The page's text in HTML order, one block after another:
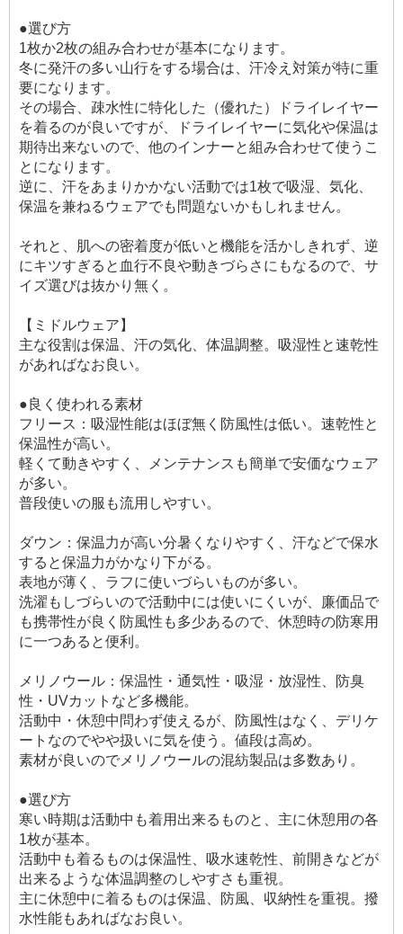
●選び方
1枚か2枚の組み合わせが基本になります。
冬に発汗の多い山行をする場合は、汗冷え対策が特に重
要になります。
その場合、疎水性に特化した（優れた）ドライレイヤー
を着るのが良いですが、ドライレイヤーに気化や保温は
期待出来ないので、他のインナーと組み合わせて使うこ
とになります。
逆に、汗をあまりかかない活動では1枚で吸湿、気化、
保温を兼ねるウェアでも問題ないかもしれません。
それと、肌への密着度が低いと機能を活かしきれず、逆
にキツすぎると血行不良や動きづらさにもなるので、サ
イズ選びは抜かり無く。
【ミドルウェア】
主な役割は保温、汗の気化、体温調整。吸湿性と速乾性
があればなお良い。
●良く使われる素材
フリース：吸湿性能はほぼ無く防風性は低い。速乾性と
保温性が高い。
軽くて動きやすく、メンテナンスも簡単で安価なウェア
が多い。
普段使いの服も流用しやすい。
ダウン：保温力が高い分暑くなりやすく、汗などで保水
すると保温力がかなり下がる。
表地が薄く、ラフに使いづらいものが多い。
洗濯もしづらいので活動中には使いにくいが、廉価品で
も携帯性が良く防風性も多少あるので、休憩時の防寒用
に一つあると便利。
メリノウール：保温性・通気性・吸湿・放湿性、防臭
性・UVカットなど多機能。
活動中・休憩中問わず使えるが、防風性はなく、デリケ
ートなのでやや扱いに気を使う。値段は高め。
素材が良いのでメリノウールの混紡製品は多数あり。
●選び方
寒い時期は活動中も着用出来るものと、主に休憩用の各
1枚が基本。
活動中も着るものは保温性、吸水速乾性、前開きなどが
出来るような体温調整のしやすさも重視。
主に休憩中に着るものは保温、防風、収納性を重視。撥
水性能もあればなお良い。